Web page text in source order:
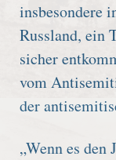
insbesondere
Russland, ein
sicher
vom
der
„Wenn es